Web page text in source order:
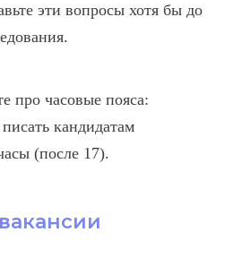
эти вопросы хотя бы до
про часовые пояса:
кандидатам
(после 17).